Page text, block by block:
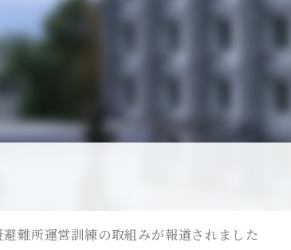
避難所運営訓練の取組みが報道されました